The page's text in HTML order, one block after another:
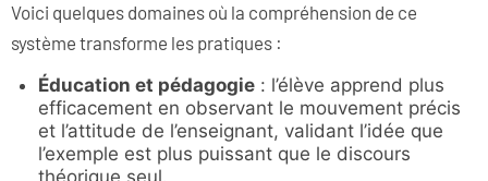
Voici quelques domaines où la compréhension de ce
système transforme les pratiques :
Éducation et pédagogie : l’élève apprend plus
efficacement en observant le mouvement précis
et l’attitude de l’enseignant, validant l’idée que
l’exemple est plus puissant que le discours
théorique seul.